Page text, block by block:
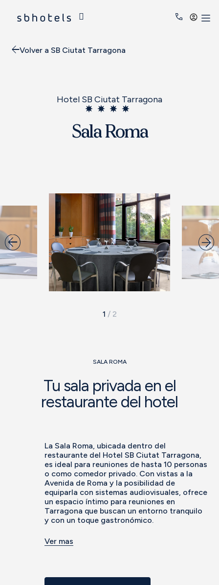
Volver a SB Ciutat Tarragona
Hotel SB Ciutat Tarragona
Sala Roma
1 / 2
SALA ROMA
Tu sala privada en el
restaurante del hotel
La Sala Roma, ubicada dentro del
restaurante del Hotel SB Ciutat Tarragona,
es ideal para reuniones de hasta 10 personas
o como comedor privado. Con vistas a la
Avenida de Roma y la posibilidad de
equiparla con sistemas audiovisuales, ofrece
un espacio íntimo para reuniones en
Tarragona que buscan un entorno tranquilo
y con un toque gastronómico.
Ver mas